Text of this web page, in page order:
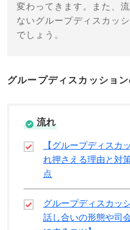
変わってきます。また、
ないグループディスカッ
でしょう。
グループディスカッショ
流れ
【グループディスカ
れ押さえる理由と対
点
グループディスカッ
話し合いの形態や司